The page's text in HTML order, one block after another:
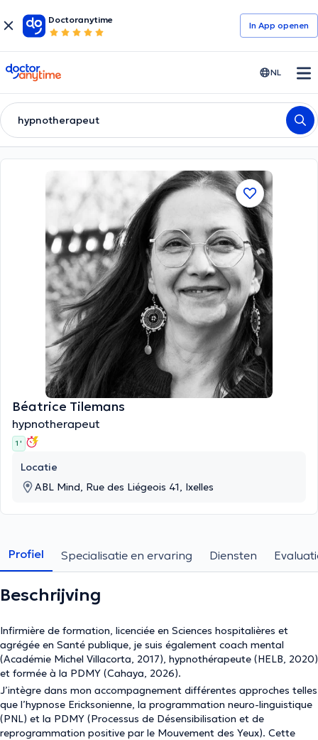
Doctoranytime
In App openen
doctoranytime NL
hypnotherapeut
Béatrice Tilemans
hypnotherapeut
1 '
Locatie
ABL Mind, Rue des Liégeois 41, Ixelles
Profiel Specialisatie en ervaring Diensten
Beschrijving
Infirmière de formation, licenciée en Sciences hospitalières et
agrégée en Santé publique, je suis également coach mental
(Académie Michel Villacorta, 2017), hypnothérapeute (HELB, 2020)
et formée à la PDMY (Cahaya, 2026).
J’intègre dans mon accompagnement différentes approches telles
que l’hypnose Ericksonienne, la programmation neuro-linguistique
(PNL) et la PDMY (Processus de Désensibilisation et de
reprogrammation positive par le Mouvement des Yeux). Cette